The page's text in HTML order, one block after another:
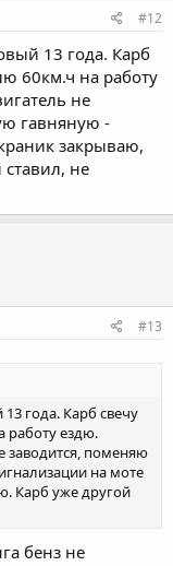
#12
13 года. Карб
60км.ч на работу
не
гавняную -
закрываю,
не
#13
года. Карб свечу
работу ездю.
заводится, поменяю
на моте
Карб уже другой
бенз не